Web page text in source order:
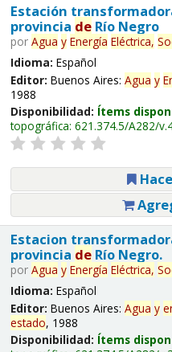
Estación
provincia deRío Negro
por Agua y Energía Eléctrica,
Idioma: Español
Editor: Buenos Aires: Agua y
1988
Disponibilidad: Ítems
topográfica: 621.374.5/A282/
Estacion
provincia deRío Negro.
por Agua y Energía Eléctrica,
Idioma: Español
Editor: Buenos Aires: Agua y
estado, 1988
Disponibilidad: Ítems